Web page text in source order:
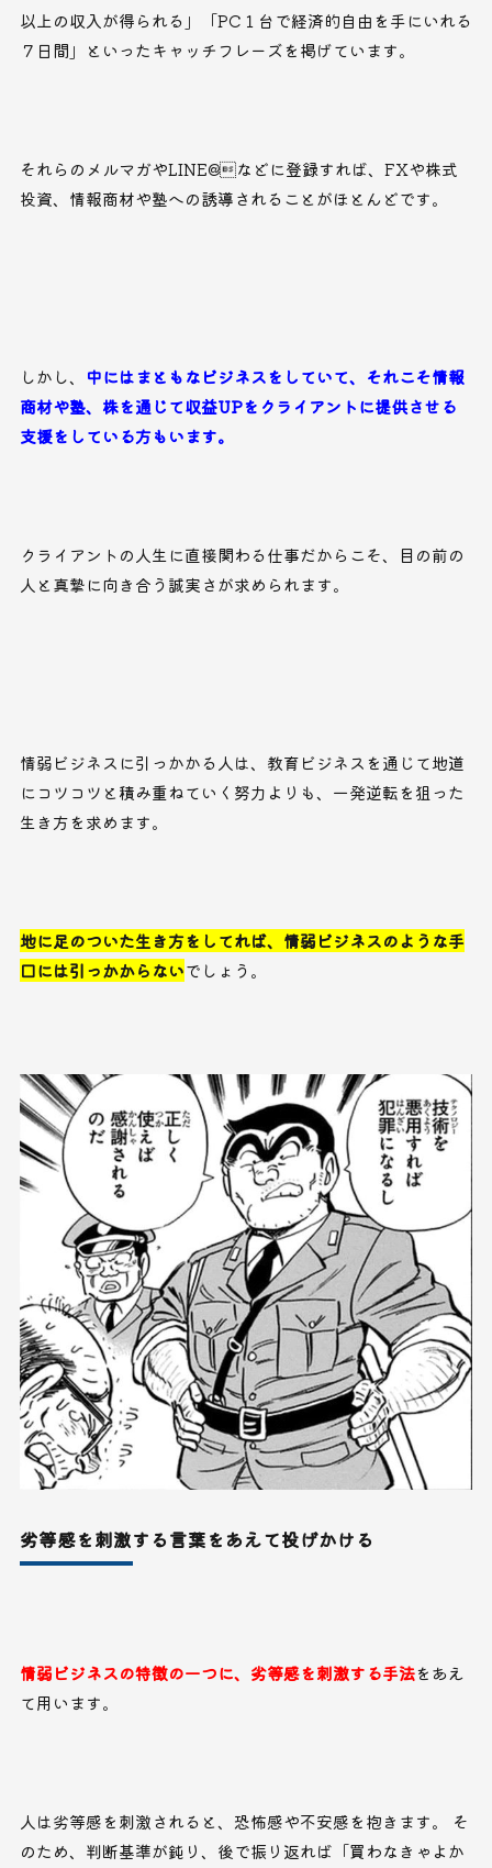
以上の収入が得られる」「PC１台で経済的自由を手にいれる
７日間」といったキャッチフレーズを掲げています。
それらのメルマガやLINE@などに登録すれば、FXや株式
投資、情報商材や塾への誘導されることがほとんどです。
しかし、 中にはまともなビジネスをしていて、それこそ情報
商材や塾、株を通じて収益UPをクライアントに提供させる
支援をしている方もいます。
クライアントの人生に直接関わる仕事だからこそ、目の前の
人と真摯に向き合う誠実さが求められます。
情弱ビジネスに引っかかる人は、教育ビジネスを通じて地道
にコツコツと積み重ねていく努力よりも、一発逆転を狙った
生き方を求めます。
地に足のついた生き方をしてれば、情弱ビジネスのような手
口には引っかからないでしょう。
劣等感を刺激する言葉をあえて投げかける
情弱ビジネスの特徴の一つに、劣等感を刺激する手法をあえ
て用います。
人は劣等感を刺激されると、恐怖感や不安感を抱きます。 そ
のため、判断基準が鈍り、後で振り返れば「買わなきゃよか